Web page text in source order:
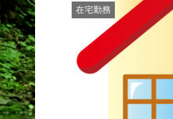
在宅勤務